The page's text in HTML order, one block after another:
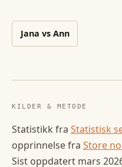
Jana vs Ann
KILDER & METODE
Statistikk fra Statistisk
opprinnelse fra Store
Sist oppdatert mars